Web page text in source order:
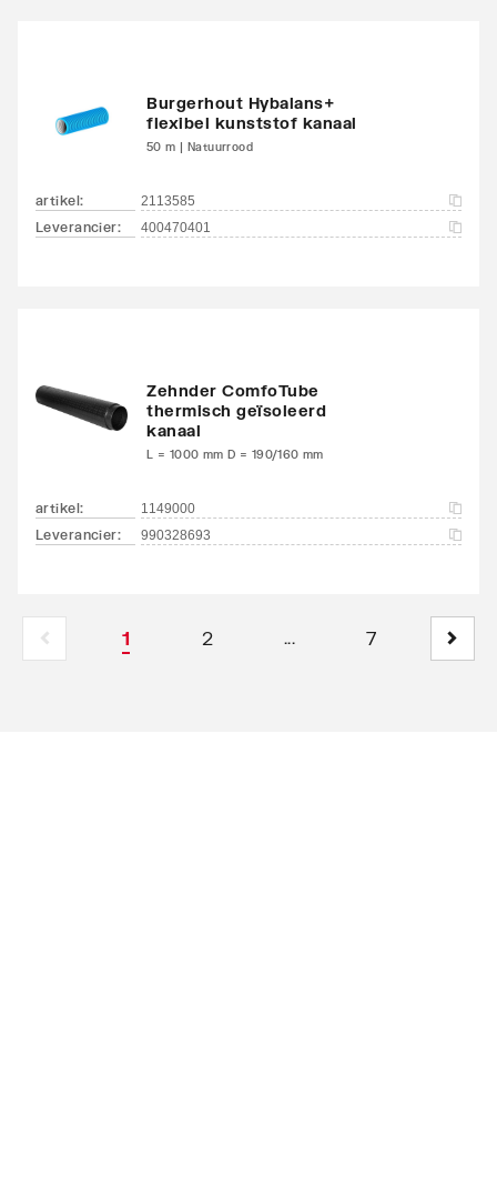
Burgerhout Hybalans+
flexibel kunststof kanaal
50 m | Natuurrood
artikel: 2113585
Leverancier: 400470401
Zehnder ComfoTube
thermisch geïsoleerd
kanaal
L = 1000 mm D = 190/160 mm
artikel: 1149000
Leverancier: 990328693
1 2 ... 7